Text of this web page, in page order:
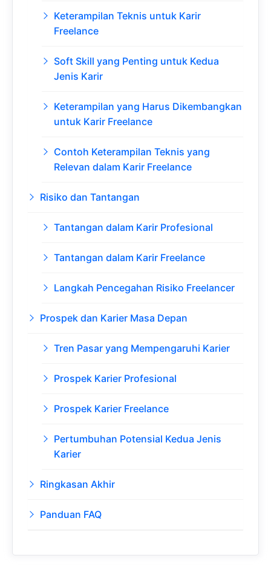
Keterampilan Teknis untuk Karir
Freelance
Soft Skill yang Penting untuk Kedua
Jenis Karir
Keterampilan yang Harus Dikembangkan
untuk Karir Freelance
Contoh Keterampilan Teknis yang
Relevan dalam Karir Freelance
Risiko dan Tantangan
Tantangan dalam Karir Profesional
Tantangan dalam Karir Freelance
Langkah Pencegahan Risiko Freelancer
Prospek dan Karier Masa Depan
Tren Pasar yang Mempengaruhi Karier
Prospek Karier Profesional
Prospek Karier Freelance
Pertumbuhan Potensial Kedua Jenis
Karier
Ringkasan Akhir
Panduan FAQ